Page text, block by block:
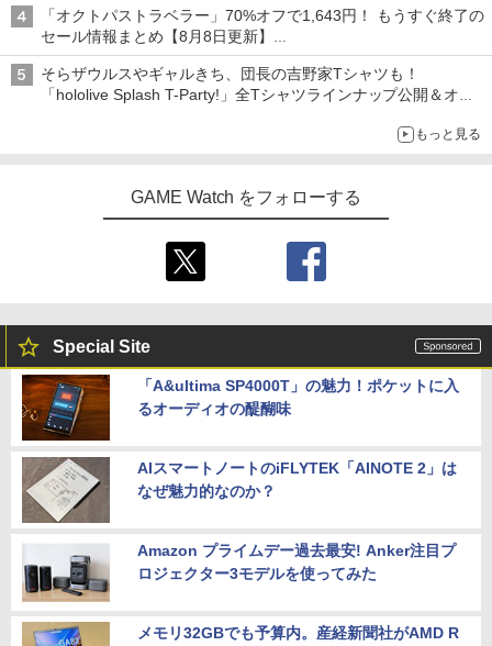
「オクトパストラベラー」70%オフで1,643円！ もうすぐ終了の
セール情報まとめ【8月8日更新】
ニンテンドーeショップでは「大神 絶景版」が67%オフで990円
そらザウルスやギャルきち、団長の吉野家Tシャツも！
「hololive Splash T-Party!」全Tシャツラインナップ公開＆オン
もっと見る
GAME Watch をフォローする
Special Site
「A&ultima SP4000T」の魅力！ポケットに入
るオーディオの醍醐味
AIスマートノートのiFLYTEK「AINOTE 2」は
なぜ魅力的なのか？
Amazon プライムデー過去最安! Anker注目プ
ロジェクター3モデルを使ってみた
メモリ32GBでも予算内。産経新聞社がAMD R